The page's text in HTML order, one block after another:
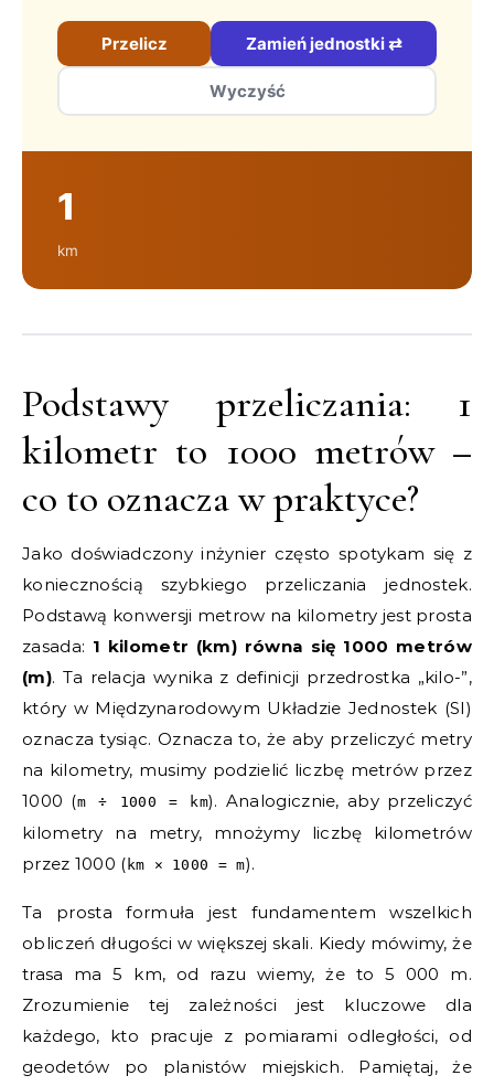
Przelicz Zamień jednostki ⇄
Wyczyść
1
km
Podstawy przeliczania: 1
kilometr to 1000 metrów –
co to oznacza w praktyce?
Jako doświadczony inżynier często spotykam się z
koniecznością szybkiego przeliczania jednostek.
Podstawą konwersji metrow na kilometry jest prosta
zasada: 1 kilometr (km) równa się 1000 metrów
(m). Ta relacja wynika z definicji przedrostka „kilo-”,
który w Międzynarodowym Układzie Jednostek (SI)
oznacza tysiąc. Oznacza to, że aby przeliczyć metry
na kilometry, musimy podzielić liczbę metrów przez
1000 (m ÷ 1000 = km). Analogicznie, aby przeliczyć
kilometry na metry, mnożymy liczbę kilometrów
przez 1000 ( km × 1000 = m).
Ta prosta formuła jest fundamentem wszelkich
obliczeń długości w większej skali. Kiedy mówimy, że
trasa ma 5 km, od razu wiemy, że to 5 000 m.
Zrozumienie tej zależności jest kluczowe dla
każdego, kto pracuje z pomiarami odległości, od
geodetów po planistów miejskich. Pamiętaj, że